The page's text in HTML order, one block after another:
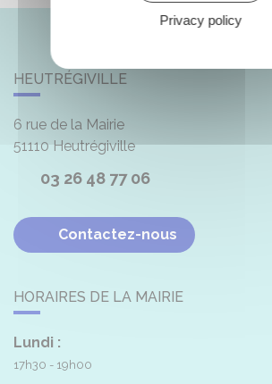
HEUTRÉGIVILLE
6 rue de la Mairie
51110 Heutrégiville
03 26 48 77 06
Contactez-nous
HORAIRES DE LA MAIRIE
Lundi :
17h30 - 19h00
Privacy policy